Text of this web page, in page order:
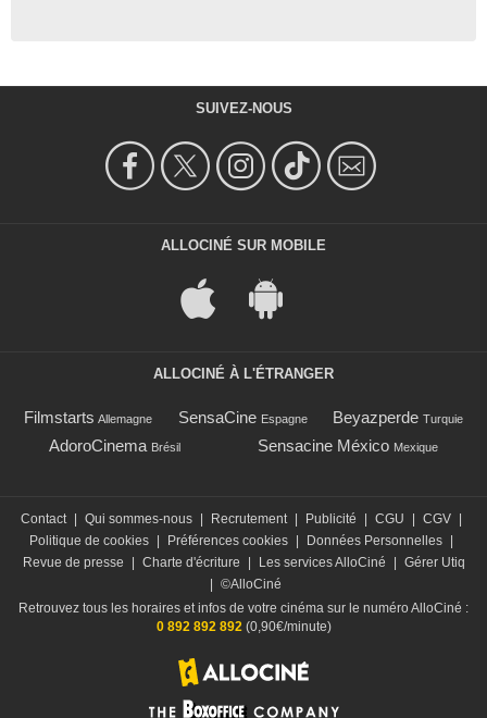
SUIVEZ-NOUS
ALLOCINÉ SUR MOBILE
ALLOCINÉ À L'ÉTRANGER
Filmstarts Allemagne SensaCine Espagne Beyazperde Turquie
AdoroCinema Brésil Sensacine México Mexique
Contact Qui sommes-nous Recrutement Publicité CGU CGV
Politique de cookies
Préférences cookies Données Personnelles
Revue de presse
Charte d'écriture Les services AlloCiné
Gérer Utiq
©AlloCiné
Retrouvez tous les horaires et infos de votre cinéma sur le numéro AlloCiné :
0 892 892 892(0,90€/minute)